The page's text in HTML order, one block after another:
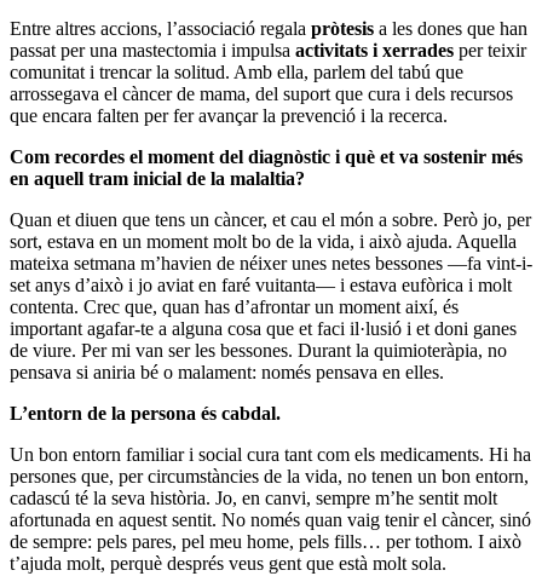
Entre altres accions, l’associació regala pròtesis a les dones que han
passat per una mastectomia i impulsa activitats i xerrades per teixir
comunitat i trencar la solitud. Amb ella, parlem del tabú que
arrossegava el càncer de mama, del suport que cura i dels recursos
que encara falten per fer avançar la prevenció i la recerca.
Com recordes el moment del diagnòstic i què et va sostenir més
en aquell tram inicial de la malaltia?
Quan et diuen que tens un càncer, et cau el món a sobre. Però jo, per
sort, estava en un moment molt bo de la vida, i això ajuda. Aquella
mateixa setmana m’havien de néixer unes netes bessones —fa vint-i-
set anys d’això i jo aviat en faré vuitanta— i estava eufòrica i molt
contenta. Crec que, quan has d’afrontar un moment així, és
important agafar-te a alguna cosa que et faci il·lusió i et doni ganes
de viure. Per mi van ser les bessones. Durant la quimioteràpia, no
pensava si aniria bé o malament: només pensava en elles.
L’entorn de la persona és cabdal.
Un bon entorn familiar i social cura tant com els medicaments. Hi ha
persones que, per circumstàncies de la vida, no tenen un bon entorn,
cadascú té la seva història. Jo, en canvi, sempre m’he sentit molt
afortunada en aquest sentit. No només quan vaig tenir el càncer, sinó
de sempre: pels pares, pel meu home, pels fills… per tothom. I això
t’ajuda molt, perquè després veus gent que està molt sola.